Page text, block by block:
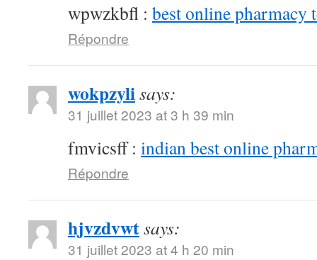
wpwzkbfl : best online pharmacy
Répondre
wokpzylisays:
31 juillet 2023 at 3 h 39 min
fmvicsff : indian best online
Répondre
hjvzdvwtsays:
31 juillet 2023 at 4 h 20 min